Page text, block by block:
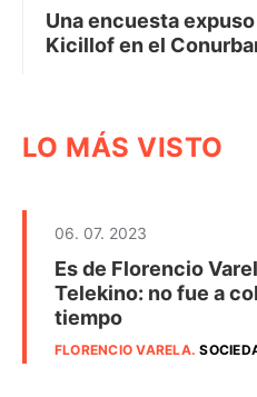
Una encuesta
Kicillof en el
LO MÁS VISTO
06. 07. 2023
Es de Florencio
Telekino: no fue a
tiempo
FLORENCIO VARELA.